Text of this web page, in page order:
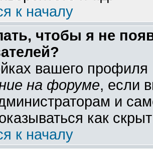
к началу
чтобы я не
вашего
на форуме, если
и
как
к началу